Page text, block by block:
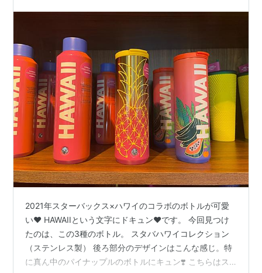
2021年スターバックス×ハワイのコラボのボトルが可愛
い❤️ HAWAIIという文字にドキュン❤️です。 今回見つけ
たのは、この3種のボトル。 スタバハワイコレクション
（ステンレス製） 後ろ部分のデザインはこんな感じ。特
に真ん中のパイナップルのボトルにキュン❣️ こちらはス